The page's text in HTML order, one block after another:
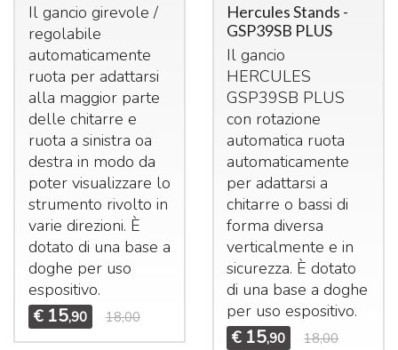
Il gancio girevole /
regolabile
automaticamente
ruota per adattarsi
alla maggior parte
delle chitarre e
ruota a sinistra oa
destra in modo da
poter visualizzare lo
strumento rivolto in
varie direzioni. È
dotato di una base a
doghe per uso
espositivo.
€ 15,90 18,00
Hercules Stands -
GSP39SB PLUS
Il gancio
HERCULES
GSP39SB PLUS
con rotazione
automatica ruota
automaticamente
per adattarsi a
chitarre o bassi di
forma diversa
verticalmente e in
sicurezza. È dotato
di una base a doghe
per uso espositivo.
€ 15,90 18,00